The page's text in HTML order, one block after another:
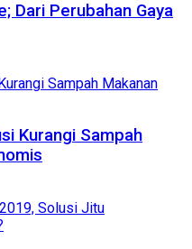
Dari Perubahan Gaya
Kurangi Sampah